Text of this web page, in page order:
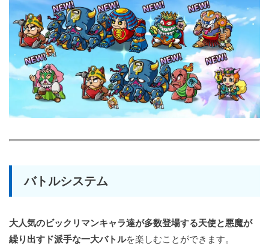
バトルシステム
大人気のビックリマンキャラ達が多数登場する天使と悪魔が
繰り出すド派手な一大バトルを楽しむことができます。